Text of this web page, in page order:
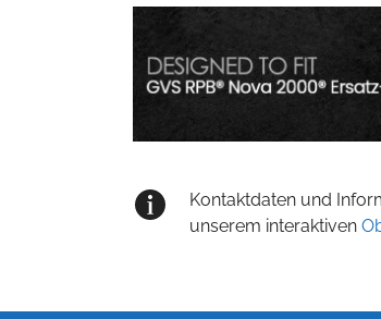
Kontaktdaten und
unserem interaktiven